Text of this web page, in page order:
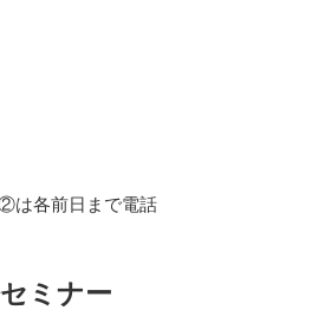
は各前日まで電話
ミナー